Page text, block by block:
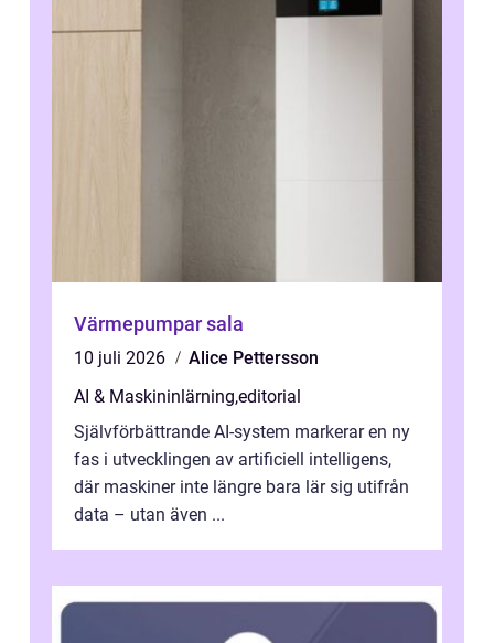
Värmepumpar sala
10 juli 2026
Alice Pettersson
AI & Maskininlärning,editorial
Självförbättrande AI-system markerar en ny
fas i utvecklingen av artificiell intelligens,
där maskiner inte längre bara lär sig utifrån
data – utan även ...